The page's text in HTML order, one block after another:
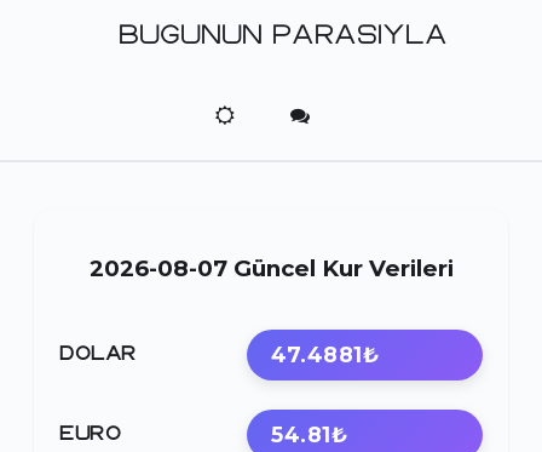
BUGUNUN PARASIYLA
2026-08-07 Güncel Kur Verileri
DOLAR 47.4881₺
EURO 54.81₺